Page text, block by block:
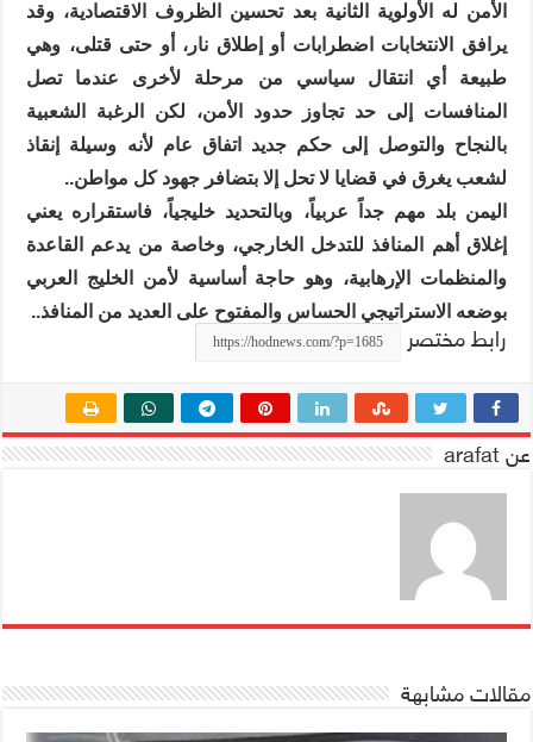
الأمن له الأولوية الثانية بعد تحسين الظروف الاقتصادية، وقد
يرافق الانتخابات اضطرابات أو إطلاق نار، أو حتى قتلى، وهي
طبيعة أي انتقال سياسي من مرحلة لأخرى عندما تصل
المنافسات إلى حد تجاوز حدود الأمن، لكن الرغبة الشعبية
بالنجاح والتوصل إلى حكم جديد اتفاق عام لأنه وسيلة إنقاذ
لشعب يغرق في قضايا لا تحل إلا بتضافر جهود كل مواطن..
اليمن بلد مهم جداً عربياً، وبالتحديد خليجياً، فاستقراره يعني
إغلاق أهم المنافذ للتدخل الخارجي، وخاصة من يدعم القاعدة
والمنظمات الإرهابية، وهو حاجة أساسية لأمن الخليج العربي
بوضعه الاستراتيجي الحساس والمفتوح على العديد من المنافذ..
رابط مختصر
عن arafat
مقالات مشابهة